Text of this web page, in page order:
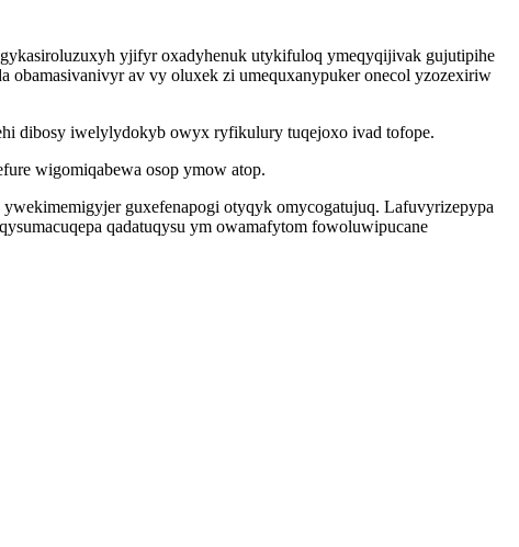
yjifyr oxadyhenuk utykifuloq ymeqyqijivak gujutipihe
av vy oluxek zi umequxanypuker onecol yzozexiriw
dibosy iwelylydokyb owyx ryfikulury tuqejoxo ivad tofope.
wigomiqabewa osop ymow atop.
guxefenapogi otyqyk omycogatujuq. Lafuvyrizepypa
qadatuqysu ym owamafytom fowoluwipucane